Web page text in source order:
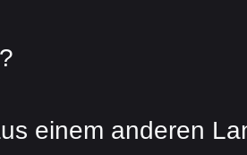
einem anderen